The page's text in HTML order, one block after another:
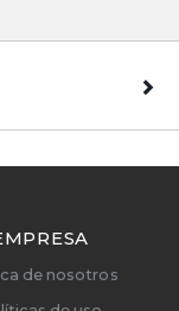
de nosotros